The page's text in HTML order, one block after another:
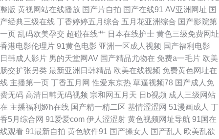
91日韩 福利视频导航极品 午夜日韩免费a 高清肏屄宅女 老湿机av 在线夜间
视频91 爱豆AV在线播放 国产呦系列哪里看 美女91乱搞网站 日韩无码内射
抖阴免费网页 日韩欧美中文自拍 伊人大香蕉123 99爱草草草 豆花小电影av
日本黄色影视步 亚洲肏屄网 91原创论坛 久久综合15P 91日本在线视频 黄色
片西瓜视频 亚洲色中色电网站 国产精品日韩久久 欧美三级b 午夜精品导航
整版 黄视网站在线播放 国产片自拍 国产在线91 AV亚洲网址 国
产经典三级在线 丁香婷婷五月综合 五月花亚洲综合 国产影院第
一页 乱码欧美孕交 超碰在线艹 日本在线护士 黄色三级免费网址
香港电影伦理片 91黄色电影 亚洲一区成人视频 国产福利电影
日韩成人影片 男的天堂网AV 国产精品尤物在 免费a一毛片 欧美
肠交扩张另类 最新亚洲日韩精品 欧美在线视频 免费黄色网址在
线 主播第一页 丁香五月网 性爱东京热 草逼视频78 国产成人免
费无码 高清日韩无码视频 宗和网五月天 日b视频 成人三级网站
在 主播福利姬h在线 国产精一精二区 基情涩涩网 51漫画成人 丁
香5月综合网 91爱爱com 伊人涩涩射 黄色视频网址导航 91国在
线观看 91最新自拍 黄色软件91 国产操女人 国产乱人 欧美乱欲